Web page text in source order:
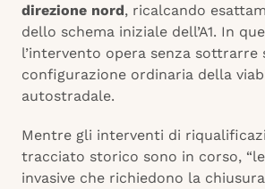
direzione nord, ricalcando
dello schema iniziale dell’A1. In
l’intervento opera senza sottrarre
configurazione ordinaria della
autostradale.
Mentre gli interventi di
tracciato storico sono in corso,
invasive che richiedono la